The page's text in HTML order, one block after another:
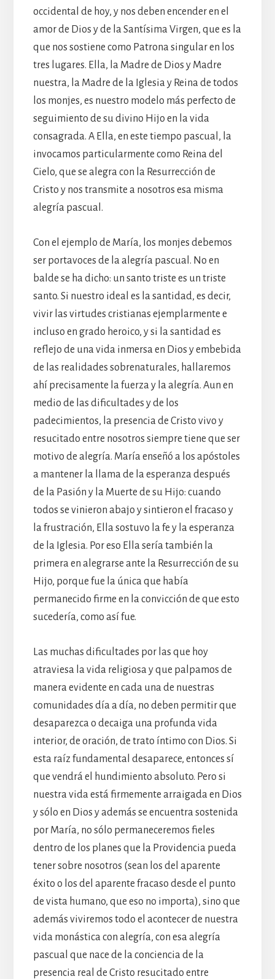
occidental de hoy, y nos deben encender en el
amor de Dios y de la Santísima Virgen, que es la
que nos sostiene como Patrona singular en los
tres lugares. Ella, la Madre de Dios y Madre
nuestra, la Madre de la Iglesia y Reina de todos
los monjes, es nuestro modelo más perfecto de
seguimiento de su divino Hijo en la vida
consagrada. A Ella, en este tiempo pascual, la
invocamos particularmente como Reina del
Cielo, que se alegra con la Resurrección de
Cristo y nos transmite a nosotros esa misma
alegría pascual.
Con el ejemplo de María, los monjes debemos
ser portavoces de la alegría pascual. No en
balde se ha dicho: un santo triste es un triste
santo. Si nuestro ideal es la santidad, es decir,
vivir las virtudes cristianas ejemplarmente e
incluso en grado heroico, y si la santidad es
reflejo de una vida inmersa en Dios y embebida
de las realidades sobrenaturales, hallaremos
ahí precisamente la fuerza y la alegría. Aun en
medio de las dificultades y de los
padecimientos, la presencia de Cristo vivo y
resucitado entre nosotros siempre tiene que ser
motivo de alegría. María enseñó a los apóstoles
a mantener la llama de la esperanza después
de la Pasión y la Muerte de su Hijo: cuando
todos se vinieron abajo y sintieron el fracaso y
la frustración, Ella sostuvo la fe y la esperanza
de la Iglesia. Por eso Ella sería también la
primera en alegrarse ante la Resurrección de su
Hijo, porque fue la única que había
permanecido firme en la convicción de que esto
sucedería, como así fue.
Las muchas dificultades por las que hoy
atraviesa la vida religiosa y que palpamos de
manera evidente en cada una de nuestras
comunidades día a día, no deben permitir que
desaparezca o decaiga una profunda vida
interior, de oración, de trato íntimo con Dios. Si
esta raíz fundamental desaparece, entonces sí
que vendrá el hundimiento absoluto. Pero si
nuestra vida está firmemente arraigada en Dios
y sólo en Dios y además se encuentra sostenida
por María, no sólo permaneceremos fieles
dentro de los planes que la Providencia pueda
tener sobre nosotros (sean los del aparente
éxito o los del aparente fracaso desde el punto
de vista humano, que eso no importa), sino que
además viviremos todo el acontecer de nuestra
vida monástica con alegría, con esa alegría
pascual que nace de la conciencia de la
presencia real de Cristo resucitado entre